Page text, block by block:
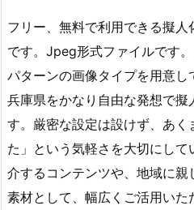
フリー、無料で利用できる擬
です。Jpeg形式ファイルです
パターンの画像タイプを用意し
兵庫県をかなり自由な発想で
す。厳密な設定は設けず、あ
た」という気軽さを大切にし
介するコンテンツや、地域に
素材として、幅広くご活用いた